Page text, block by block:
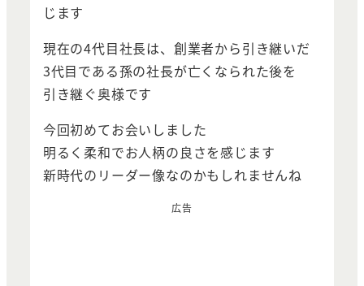
じます
現在の4代目社長は、創業者から引き継いだ
3代目である孫の社長が亡くなられた後を
引き継ぐ奥様です
今回初めてお会いしました
明るく柔和でお人柄の良さを感じます
新時代のリーダー像なのかもしれませんね
広告